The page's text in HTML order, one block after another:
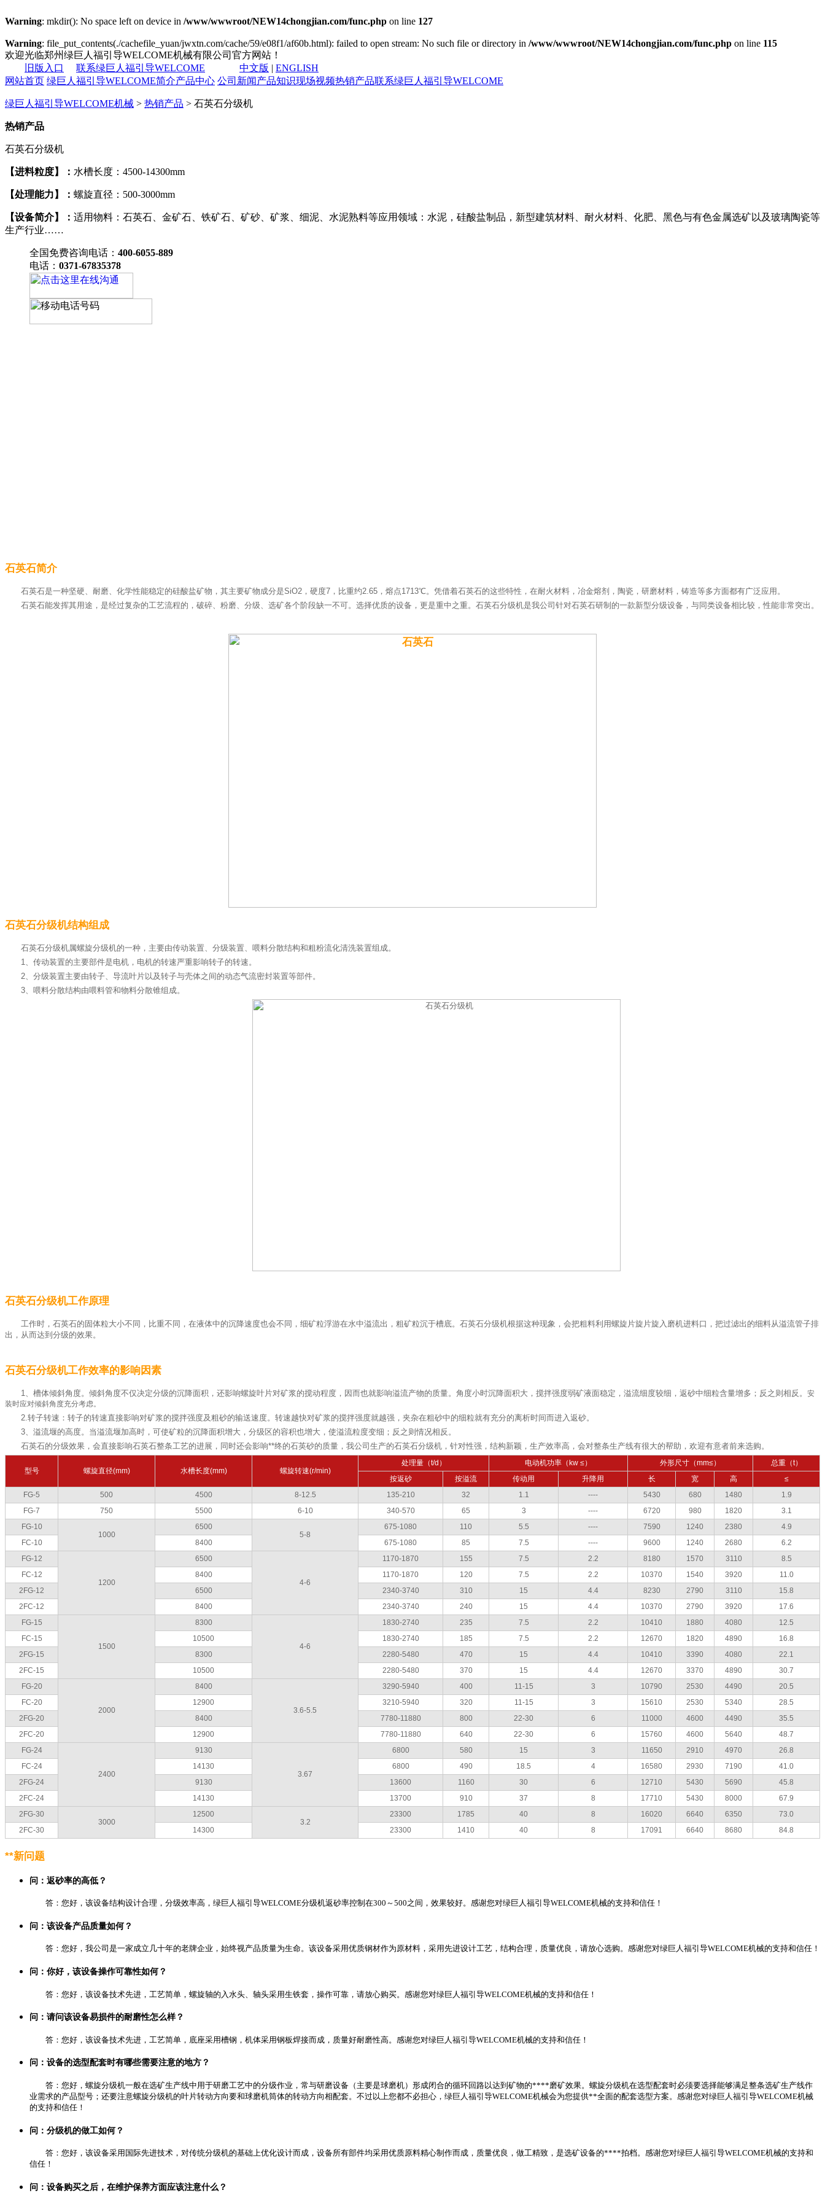
Warning: mkdir(): No space left on device in /www/wwwroot/NEW14chongjian.com/func.php on line 127
Warning: file_put_contents(./cachefile_yuan/jwxtn.com/cache/59/e08f1/af60b.html): failed to open stream: No such file or directory in /www/wwwroot/NEW14chongjian.com/func.php on line 115
欢迎光临郑州绿巨人福引导WELCOME机械有限公司官方网站！
旧版入口
联系绿巨人福引导WELCOME 中文版 | ENGLISH
网站首页 绿巨人福引导WELCOME简介产品中心 公司新闻产品知识现场视频热销产品联系绿巨人福引导WELCOME
绿巨人福引导WELCOME机械 > 热销产品 > 石英石分级机
热销产品
石英石分级机
【进料粒度】： 水槽长度：4500-14300mm
【处理能力】： 螺旋直径：500-3000mm
【设备简介】： 适用物料：石英石、金矿石、铁矿石、矿砂、矿浆、细泥、水泥熟料等应用领域：水泥，硅酸盐制品，新型建筑材料、耐火材料、化肥、黑色与有色金属选矿以及玻璃陶瓷等
生产行业……
全国免费咨询电话： 400-6055-889
电话： 0371-67835378
石英石简介
石英石是一种坚硬、耐磨、化学性能稳定的硅酸盐矿物，其主要矿物成分是SiO2，硬度7，比重约2.65，熔点1713℃。凭借着石英石的这些特性，在耐火材料，冶金熔剂，陶瓷，研磨材料，铸造等多方面都有广泛应用。
石英石能发挥其用途，是经过复杂的工艺流程的，破碎、粉磨、分级、选矿各个阶段缺一不可。选择优质的设备，更是重中之重。石英石分级机是我公司针对石英石研制的一款新型分级设备，与同类设备相比较，性能非常突出。
石英石分级机结构组成
石英石分级机属螺旋分级机的一种，主要由传动装置、分级装置、喂料分散结构和粗粉流化清洗装置组成。
1、传动装置的主要部件是电机，电机的转速严重影响转子的转速。
2、分级装置主要由转子、导流叶片以及转子与壳体之间的动态气流密封装置等部件。
3、喂料分散结构由喂料管和物料分散锥组成。
石英石分级机工作原理
工作时，石英石的固体粒大小不同，比重不同，在液体中的沉降速度也会不同，细矿粒浮游在水中溢流出，粗矿粒沉于槽底。石英石分级机根据这种现象，会把粗料利用螺旋片旋片旋入磨机进料口，把过滤出的细料从溢流管子排
出，从而达到分级的效果。
石英石分级机工作效率的影响因素
1、槽体倾斜角度。倾斜角度不仅决定分级的沉降面积，还影响螺旋叶片对矿浆的搅动程度，因而也就影响溢流产物的质量。角度小时沉降面积大，搅拌强度弱矿液面稳定，溢流细度较细，返砂中细粒含量增多；反之则相反。 安
装时应对倾斜角度充分考虑。
2.转子转速：转子的转速直接影响对矿浆的搅拌强度及粗砂的输送速度。转速越快对矿浆的搅拌强度就越强，夹杂在粗砂中的细粒就有充分的离析时间而进入返砂。
3、溢流堰的高度。当溢流堰加高时，可使矿粒的沉降面积增大，分级区的容积也增大，使溢流粒度变细；反之则情况相反。
石英石的分级效果，会直接影响石英石整条工艺的进展，同时还会影响**终的石英砂的质量，我公司生产的石英石分级机，针对性强，结构新颖，生产效率高，会对整条生产线有很大的帮助，欢迎有意者前来选购。
型号 螺旋直径(mm) 水槽长度(mm) 螺旋转速(r/min)
处理量（t/d） 电动机功率（kw ≤） 外形尺寸（mm≤）
总重（t）
按返砂
按溢流 传动用 升降用 长 宽 高
≤
FG-5
500 4500 8-12.5 135-210 32 1.1 ---- 5430 680 1480
1.9
FG-7
750 5500 6-10 340-570 65 3 ---- 6720 980 1820
3.1
FG-10
1000
6500
5-8
675-1080 110 5.5 ---- 7590 1240 2380
4.9
FC-10
8400 675-1080 85 7.5 ---- 9600 1240 2680
6.2
FG-12
1200
6500
4-6
1170-1870 155 7.5 2.2 8180 1570 3110
8.5
FC-12
8400 1170-1870 120 7.5 2.2 10370 1540 3920
11.0
2FG-12
6500 2340-3740 310 15 4.4 8230 2790 3110
15.8
2FC-12
8400 2340-3740 240 15 4.4 10370 2790 3920
17.6
FG-15
1500
8300
4-6
1830-2740 235 7.5 2.2 10410 1880 4080
12.5
FC-15
10500 1830-2740 185 7.5 2.2 12670 1820 4890
16.8
2FG-15
8300 2280-5480 470 15 4.4 10410 3390 4080
22.1
2FC-15
10500 2280-5480 370 15 4.4 12670 3370 4890
30.7
FG-20
2000
8400
3.6-5.5
3290-5940 400 11-15 3 10790 2530 4490
20.5
FC-20
12900 3210-5940 320 11-15 3 15610 2530 5340
28.5
2FG-20
8400 7780-11880 800 22-30 6 11000 4600 4490
35.5
2FC-20
12900 7780-11880 640 22-30 6 15760 4600 5640
48.7
FG-24
2400
9130
3.67
6800 580 15 3 11650 2910 4970
26.8
FC-24
14130 6800 490 18.5 4 16580 2930 7190
41.0
2FG-24
9130 13600 1160 30 6 12710 5430 5690
45.8
2FC-24
14130 13700 910 37 8 17710 5430 8000
67.9
2FG-30
3000
12500
3.2
23300 1785 40 8 16020 6640 6350
73.0
2FC-30
14300 23300 1410 40 8 17091 6640 8680 84.8
**新问题
问：返砂率的高低？
答：您好，该设备结构设计合理，分级效率高，绿巨人福引导WELCOME分级机返砂率控制在300～500之间，效果较好。感谢您对绿巨人福引导WELCOME机械的支持和信任！
问：该设备产品质量如何？
答：您好，我公司是一家成立几十年的老牌企业，始终视产品质量为生命。该设备采用优质钢材作为原材料，采用先进设计工艺，结构合理，质量优良，请放心选购。感谢您对绿巨人福引导WELCOME机械的支持和信任！
问：你好，该设备操作可靠性如何？
答：您好，该设备技术先进，工艺简单，螺旋轴的入水头、轴头采用生铁套，操作可靠，请放心购买。感谢您对绿巨人福引导WELCOME机械的支持和信任！
问：请问该设备易损件的耐磨性怎么样？
答：您好，该设备技术先进，工艺简单，底座采用槽钢，机体采用钢板焊接而成，质量好耐磨性高。感谢您对绿巨人福引导WELCOME机械的支持和信任！
问：设备的选型配套时有哪些需要注意的地方？
答：您好，螺旋分级机一般在选矿生产线中用于研磨工艺中的分级作业，常与研磨设备（主要是球磨机）形成闭合的循环回路以达到矿物的****磨矿效果。螺旋分级机在选型配套时必须要选择能够满足整条选矿生产线作
业需求的产品型号；还要注意螺旋分级机的叶片转动方向要和球磨机筒体的转动方向相配套。不过以上您都不必担心，绿巨人福引导WELCOME机械会为您提供**全面的配套选型方案。感谢您对绿巨人福引导WELCOME机械
的支持和信任！
问：分级机的做工如何？
答：您好，该设备采用国际先进技术，对传统分级机的基础上优化设计而成，设备所有部件均采用优质原料精心制作而成，质量优良，做工精致，是选矿设备的****拍档。感谢您对绿巨人福引导WELCOME机械的支持和
信任！
问：设备购买之后，在维护保养方面应该注意什么？